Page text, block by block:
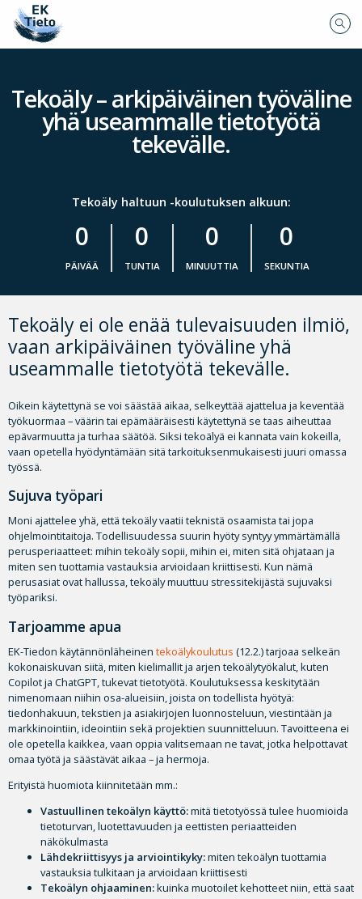
Tekoäly – arkipäiväinen työväline
yhä useammalle tietotyötä
tekevälle.
Tekoäly haltuun -koulutuksen alkuun:
0
PÄIVÄÄ
0
TUNTIA
0
MINUUTTIA
0
SEKUNTIA
Tekoäly ei ole enää tulevaisuuden ilmiö,
vaan arkipäiväinen työväline yhä
useammalle tietotyötä tekevälle.
Oikein käytettynä se voi säästää aikaa, selkeyttää ajattelua ja keventää
työkuormaa – väärin tai epämääräisesti käytettynä se taas aiheuttaa
epävarmuutta ja turhaa säätöä. Siksi tekoälyä ei kannata vain kokeilla,
vaan opetella hyödyntämään sitä tarkoituksenmukaisesti juuri omassa
työssä.
Sujuva työpari
Moni ajattelee yhä, että tekoäly vaatii teknistä osaamista tai jopa
ohjelmointitaitoja. Todellisuudessa suurin hyöty syntyy ymmärtämällä
perusperiaatteet: mihin tekoäly sopii, mihin ei, miten sitä ohjataan ja
miten sen tuottamia vastauksia arvioidaan kriittisesti. Kun nämä
perusasiat ovat hallussa, tekoäly muuttuu stressitekijästä sujuvaksi
työpariksi.
Tarjoamme apua
EK-Tiedon käytännönläheinen tekoälykoulutus (12.2.) tarjoaa selkeän
kokonaiskuvan siitä, miten kielimallit ja arjen tekoälytyökalut, kuten
Copilot ja ChatGPT, tukevat tietotyötä. Koulutuksessa keskitytään
nimenomaan niihin osa-alueisiin, joista on todellista hyötyä:
tiedonhakuun, tekstien ja asiakirjojen luonnosteluun, viestintään ja
markkinointiin, ideointiin sekä projektien suunnitteluun. Tavoitteena ei
ole opetella kaikkea, vaan oppia valitsemaan ne tavat, jotka helpottavat
omaa työtä ja säästävät aikaa – ja hermoja.
Erityistä huomiota kiinnitetään mm.:
Vastuullinen tekoälyn käyttö:mitä tietotyössä tulee huomioida
tietoturvan, luotettavuuden ja eettisten periaatteiden
näkökulmasta
Lähdekriittisyys ja arviointikyky:miten tekoälyn tuottamia
vastauksia tulkitaan ja arvioidaan kriittisesti
Tekoälyn ohjaaminen:kuinka muotoilet kehotteet niin, että saat